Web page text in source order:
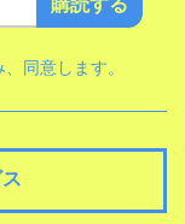
同意します。